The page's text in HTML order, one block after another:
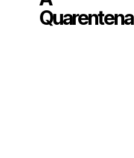
Quarentena